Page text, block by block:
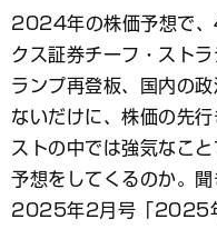
ブ
ッ
ク
マ
ー
ク
2024年の株価予想で、
クス証券チーフ・スト
ランプ再登板、国内の
ないだけに、株価の先
ストの中では強気なこ
予想をしてくるのか。
2025年2月号「2025年